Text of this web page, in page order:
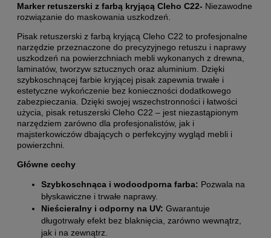
Marker retuszerski z farbą kryjącą Cleho C22- Niezawodne
rozwiązanie do maskowania uszkodzeń.
Pisak retuszerski z farbą kryjącą Cleho C22 to profesjonalne
narzędzie przeznaczone do precyzyjnego retuszu i naprawy
uszkodzeń na powierzchniach mebli wykonanych z drewna,
laminatów, tworzyw sztucznych oraz aluminium.
Dzięki
szybkoschnącej farbie kryjącej pisak zapewnia trwałe i
estetyczne wykończenie bez konieczności dodatkowego
zabezpieczania. Dzięki swojej wszechstronności i łatwości
użycia, pisak retuszerski Cleho C22 – jest niezastąpionym
narzędziem zarówno dla profesjonalistów, jak i
majsterkowiczów dbających o perfekcyjny wygląd mebli i
powierzchni.
Główne cechy
Szybkoschnąca i wodoodporna farba: Pozwala na
błyskawiczne i trwałe naprawy.
Nieścieralny i odporny na UV: Gwarantuje
długotrwały efekt bez blaknięcia, zarówno wewnątrz,
jak i na zewnątrz.